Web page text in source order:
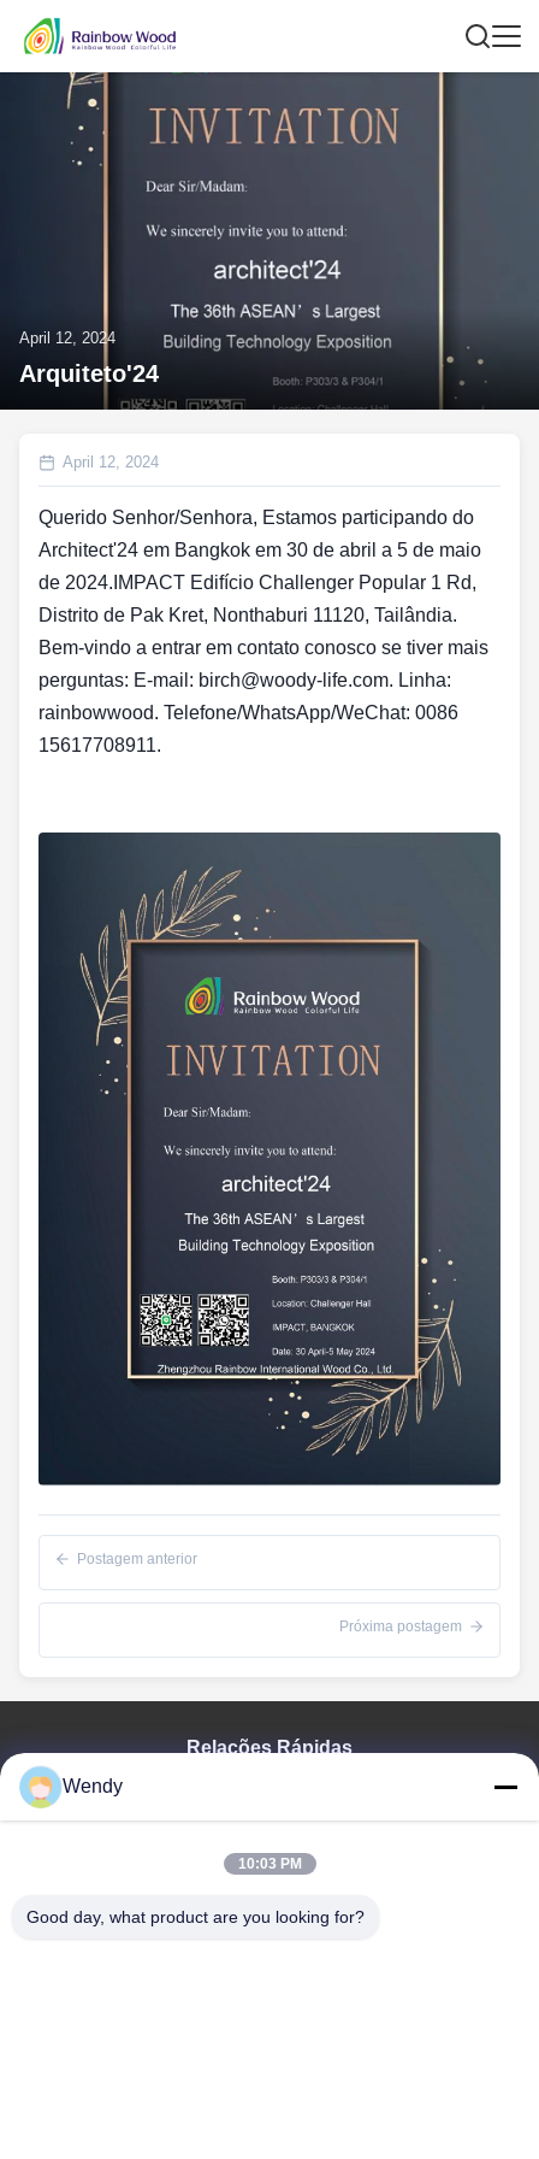
April 12, 2024
Arquiteto'24
April 12, 2024
Querido Senhor/Senhora, Estamos participando do
Architect'24 em Bangkok em 30 de abril a 5 de maio
de 2024.IMPACT Edifício Challenger Popular 1 Rd,
Distrito de Pak Kret, Nonthaburi 11120, Tailândia.
Bem-vindo a entrar em contato conosco se tiver mais
perguntas: E-mail: birch@woody-life.com. Linha:
rainbowwood. Telefone/WhatsApp/WeChat: 0086
15617708911.
Postagem anterior
Próxima postagem
Relações Rápidas
Produtos
Vídeos
Mostra De VR
Sobre Nós
Wendy
10:03 PM
Good day, what product are you looking for?